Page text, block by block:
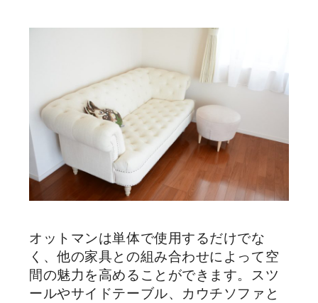
オットマンは単体で使用するだけでな
く、他の家具との組み合わせによって空
間の魅力を高めることができます。スツ
ールやサイドテーブル、カウチソファと